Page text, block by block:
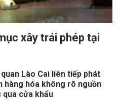
xây trái phép tại
quan Lào Cai liên tiếp phát
hàng hóa không rõ nguồn
qua cửa khẩu